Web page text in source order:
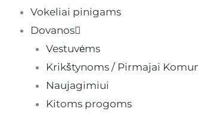
Vokeliai pinigams
Dovanos
Vestuvėms
Krikštynoms / Pirmajai
Naujagimiui
Kitoms progoms